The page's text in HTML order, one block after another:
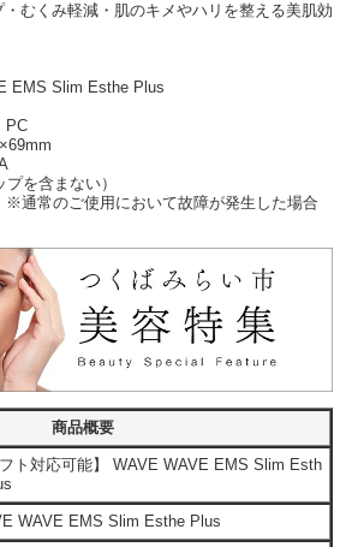
むくみ軽減・肌のキメやハリを整える美肌効
EMS Slim Esthe Plus
PC
を含まない）
通常のご使用において故障が発生した場合
商品概要
フト対応可能】 WAVE WAVE EMS Slim Esth
WAVE EMS Slim Esthe Plus